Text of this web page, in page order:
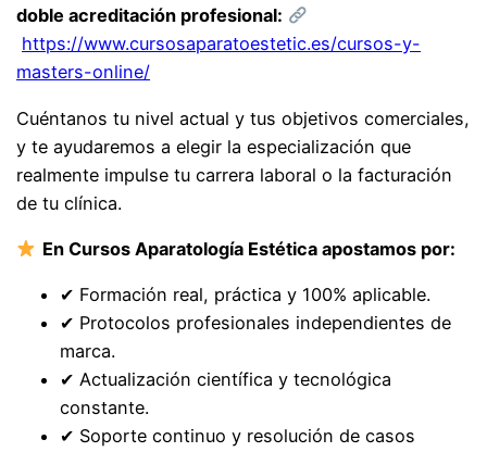
doble acreditación profesional:
https://www.cursosaparatoestetic.es/cursos-y-
masters-online/
Cuéntanos tu nivel actual y tus objetivos comerciales,
y te ayudaremos a elegir la especialización que
realmente impulse tu carrera laboral o la facturación
de tu clínica.
En Cursos Aparatología Estética apostamos por:
✔ Formación real, práctica y 100% aplicable.
✔ Protocolos profesionales independientes de
marca.
✔ Actualización científica y tecnológica
constante.
✔ Soporte continuo y resolución de casos